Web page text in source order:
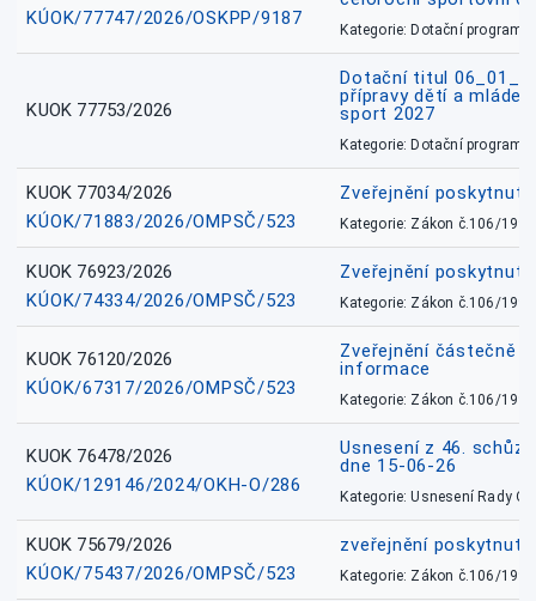
KÚOK/77747/2026/OSKPP/9187
Kategorie: Dotační
KUOK 77753/2026
Dotační titul
přípravy dětí a
sport 2027
Kategorie: Dotační
KUOK 77034/2026
KÚOK/71883/2026/OMPSČ/523
Zveřejnění
Kategorie: Zákon č.106/1999
KUOK 76923/2026
KÚOK/74334/2026/OMPSČ/523
Zveřejnění
Kategorie: Zákon č.106/1999
KUOK 76120/2026
KÚOK/67317/2026/OMPSČ/523
Zveřejnění částečně
informace
Kategorie: Zákon č.106/1999
KUOK 76478/2026
KÚOK/129146/2024/OKH-O/286
Usnesení z 46.
dne 15-06-26
Kategorie: Usnesení Rady
KUOK 75679/2026
KÚOK/75437/2026/OMPSČ/523
zveřejnění
Kategorie: Zákon č.106/1999